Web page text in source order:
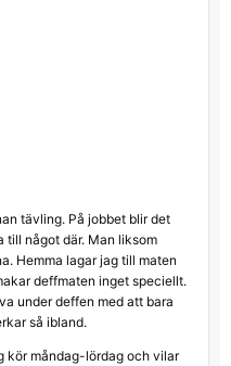
tävling. På jobbet blir det
till något där. Man liksom
Hemma lagar jag till maten
deffmaten inget speciellt.
under deffen med att bara
så ibland.
kör måndag-lördag och vilar